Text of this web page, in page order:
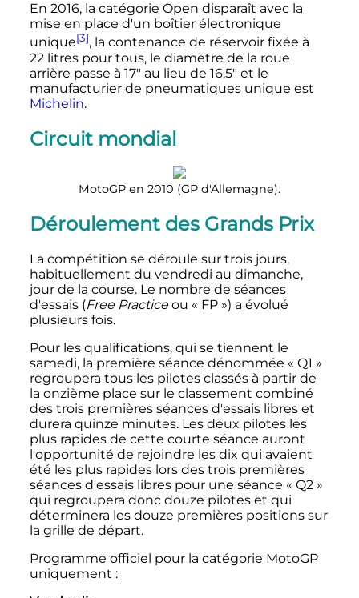
En 2016, la catégorie Open disparaît avec la
mise en place d'un boîtier électronique
unique[3], la contenance de réservoir fixée à
22 litrespour tous, le diamètre de la roue
arrière passe à 17" au lieu de 16,5" et le
manufacturier de pneumatiques unique est
Michelin.
Circuit mondial
MotoGP en 2010 (GP d'Allemagne).
Déroulement des Grands Prix
La compétition se déroule sur trois jours,
habituellement du vendredi au dimanche,
jour de la course. Le nombre de séances
d'essais (Free Practiceou « FP ») a évolué
plusieurs fois.
Pour les qualifications, qui se tiennent le
samedi, la première séance dénommée « Q1 »
regroupera tous les pilotes classés à partir de
la onzième place sur le classement combiné
des trois premières séances d'essais libres et
durera quinze minutes. Les deux pilotes les
plus rapides de cette courte séance auront
l'opportunité de rejoindre les dix qui avaient
été les plus rapides lors des trois premières
séances d'essais libres pour une séance « Q2 »
qui regroupera donc douze pilotes et qui
déterminera les douze premières positions sur
la grille de départ.
Programme officiel pour la catégorie MotoGP
uniquement :